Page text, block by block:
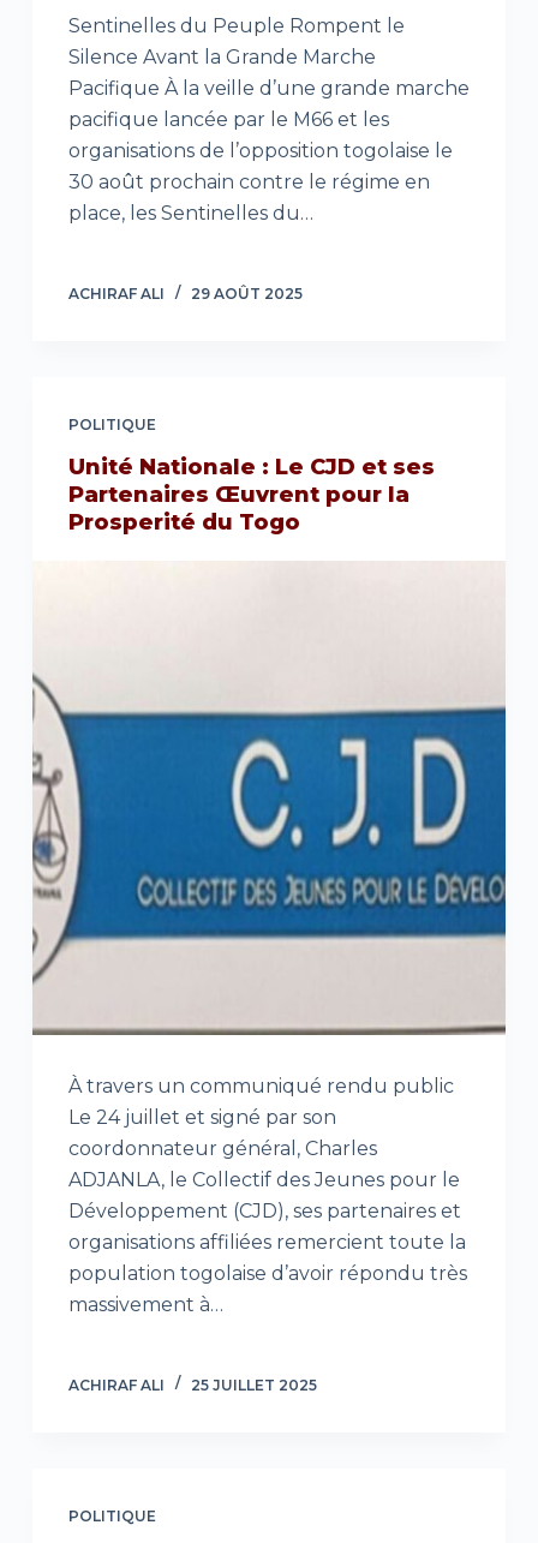
Sentinelles du Peuple Rompent le
Silence Avant la Grande Marche
Pacifique À la veille d’une grande marche
pacifique lancée par le M66 et les
organisations de l’opposition togolaise le
30 août prochain contre le régime en
place, les Sentinelles du…
ACHIRAF ALI 29 AOÛT 2025
POLITIQUE
Unité Nationale : Le CJD et ses
Partenaires Œuvrent pour la
Prosperité du Togo
À travers un communiqué rendu public
Le 24 juillet et signé par son
coordonnateur général, Charles
ADJANLA, le Collectif des Jeunes pour le
Développement (CJD), ses partenaires et
organisations affiliées remercient toute la
population togolaise d’avoir répondu très
massivement à…
ACHIRAF ALI 25 JUILLET 2025
POLITIQUE